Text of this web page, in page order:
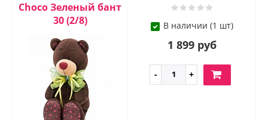
Choco Зеленый бант
30 (2/8)
В наличии (1 шт)
1 899 руб